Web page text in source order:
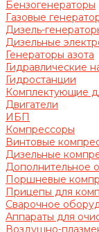
Бензогенераторы
Газовые
Дизель-
Дизельные
Генераторы азота
Гидравлические
Гидростанции
Комплектующие
Двигатели
ИБП
Компрессоры
Винтовые
Дизельные
Дополнительное
Поршневые
Прицепы для
Сварочное
Аппараты для
Воздушно-